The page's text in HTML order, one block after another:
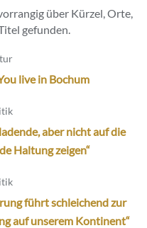
über Kürzel, Orte,
gefunden.
live in Bochum
aber nicht auf die
Haltung zeigen“
führt schleichend zur
auf unserem Kontinent“